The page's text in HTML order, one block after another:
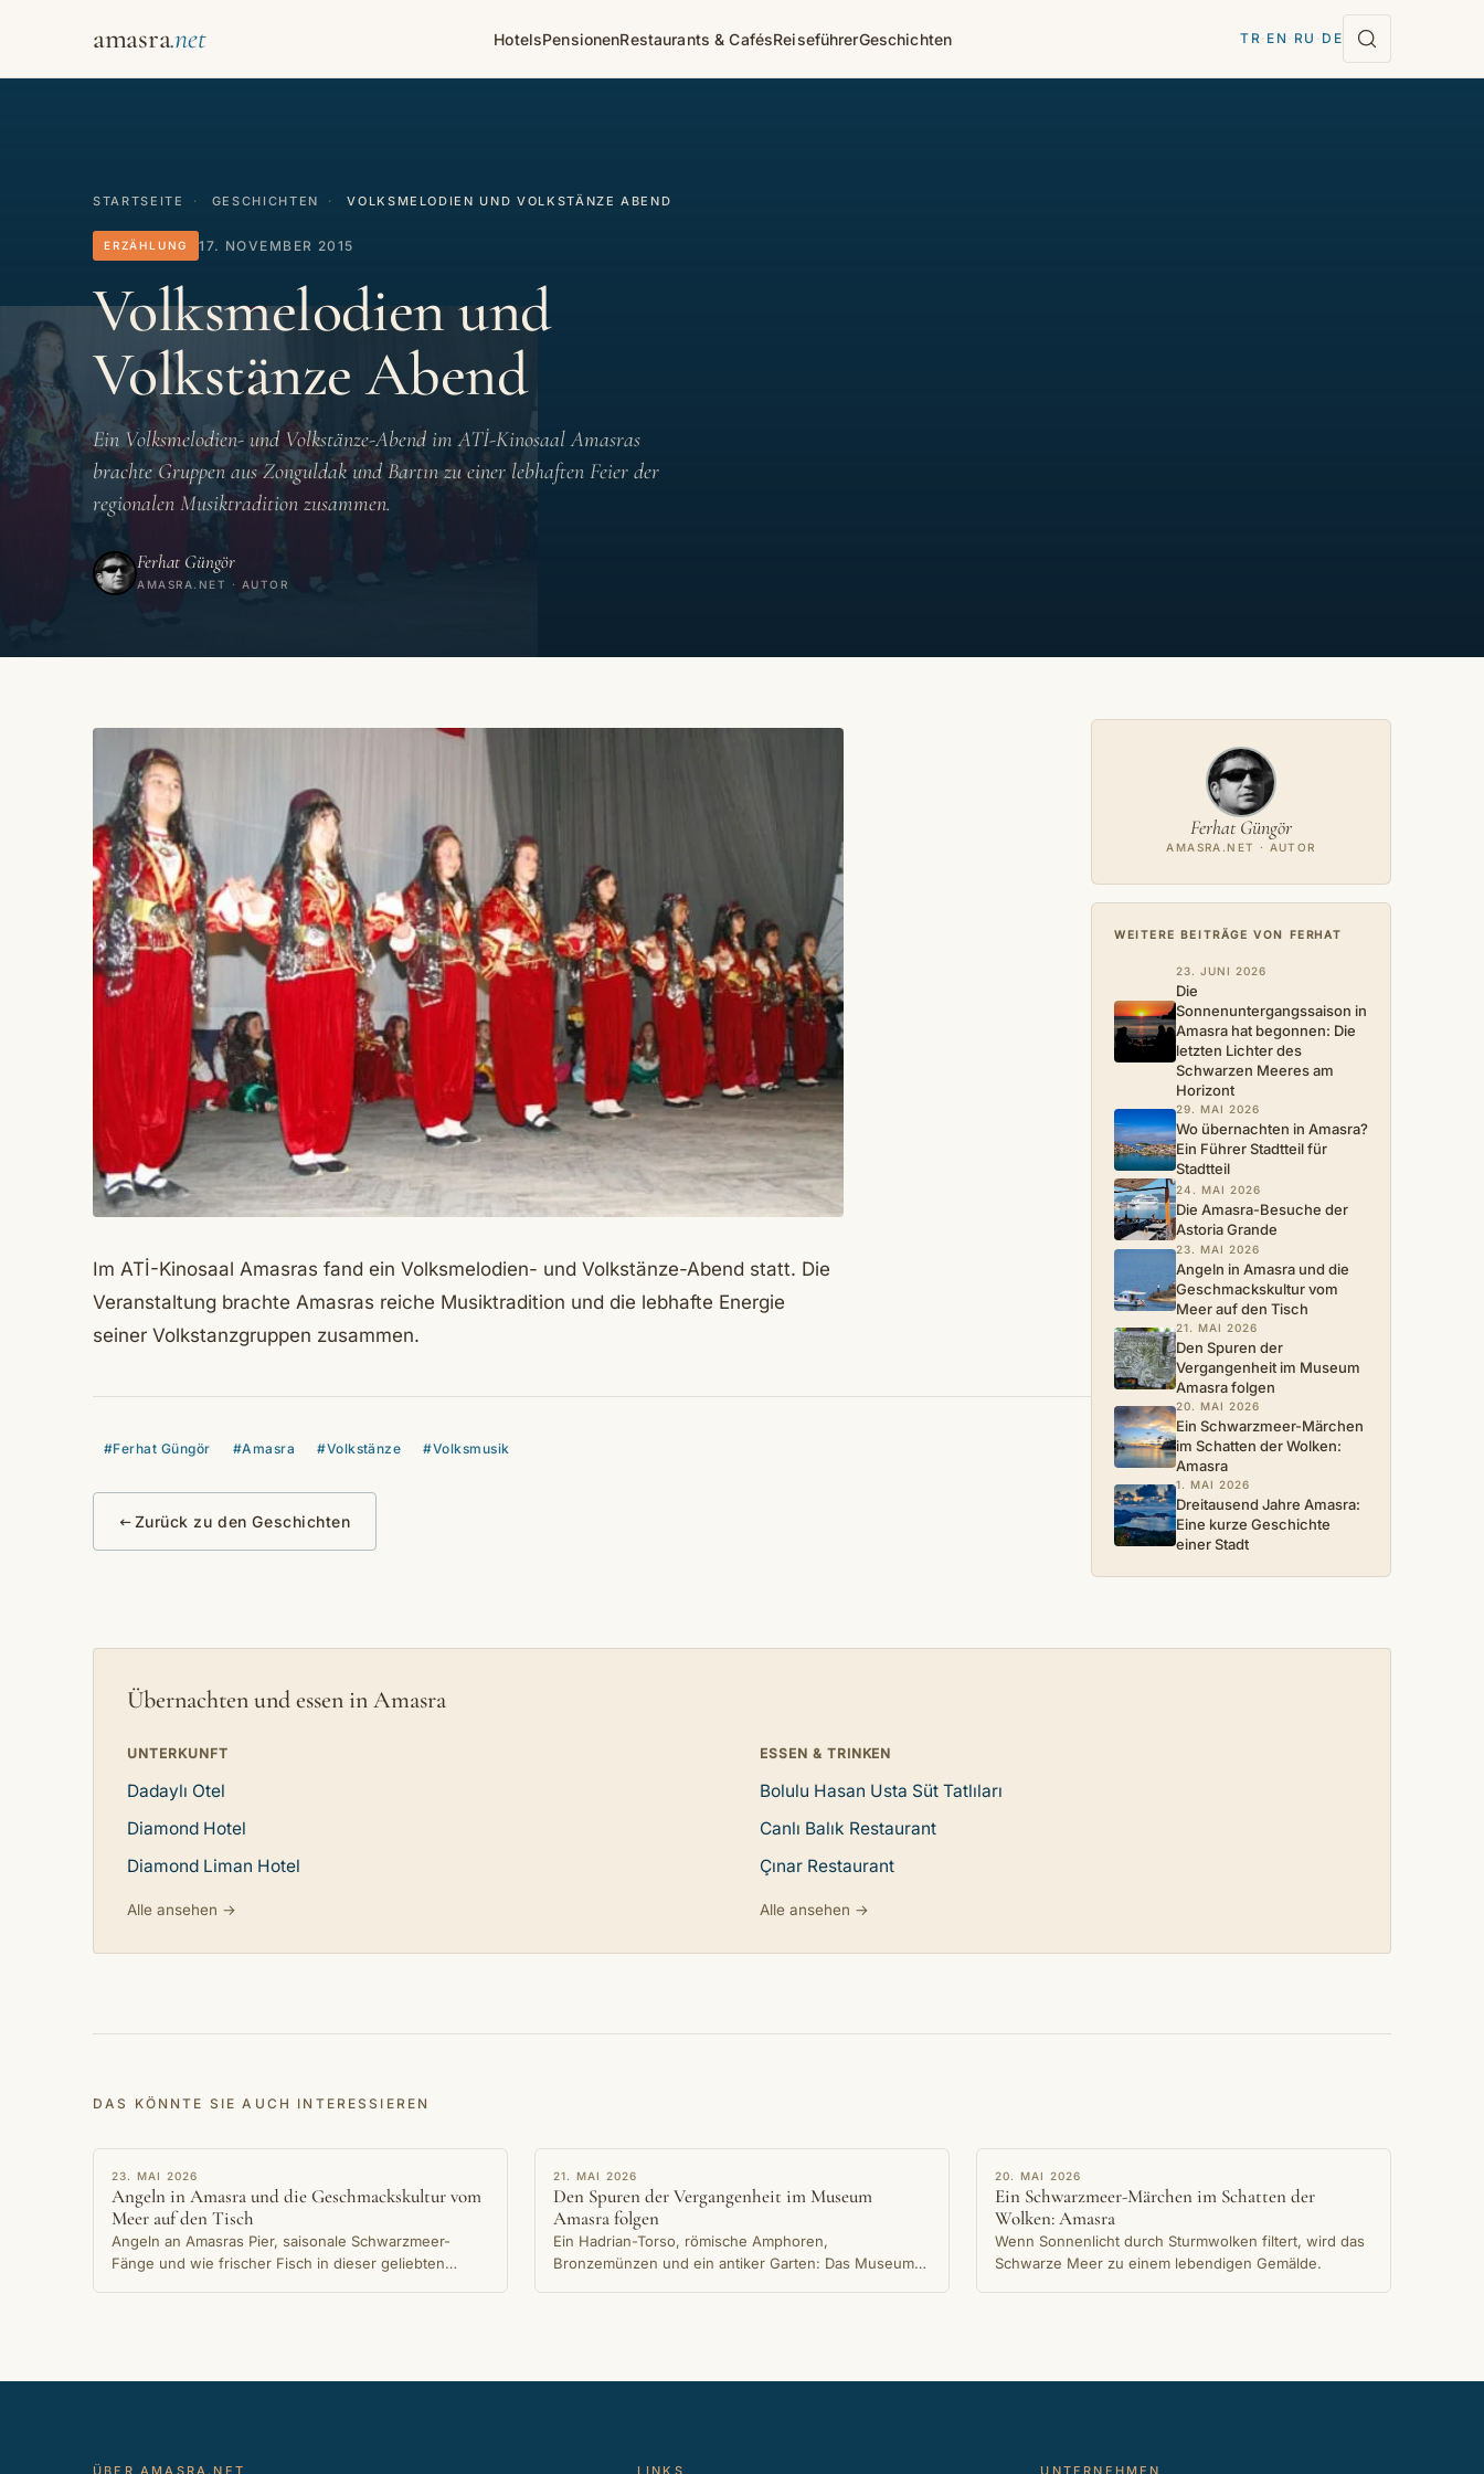
amasra HotelsPensionenRestaurants & CafésReiseführerGeschichten TR EN RU DE
STARTSEITE · GESCHICHTEN · VOLKSMELODIEN UND VOLKSTÄNZE ABEND
ERZÄHLUNG 17. NOVEMBER 2015
Volksmelodien und
Volkstänze Abend
Ein Volksmelodien- und Volkstänze-Abend im ATİ-Kinosaal Amasras
brachte Gruppen aus Zonguldak und Bartın zu einer lebhaften Feier der
regionalen Musiktradition zusammen.
Ferhat Güngör
AMASRA.NET · AUTOR
Im ATİ-Kinosaal Amasras fand ein Volksmelodien- und Volkstänze-Abend statt. Die
Veranstaltung brachte Amasras reiche Musiktradition und die lebhafte Energie
seiner Volkstanzgruppen zusammen.
#Ferhat Güngör #Amasra #Volkstänze #Volksmusik
Zurück zu den Geschichten
Ferhat Güngör
AMASRA.NET · AUTOR
WEITERE BEITRÄGE VON FERHAT
23. JUNI 2026
Die
Sonnenuntergangssaison in
Amasra hat begonnen: Die
letzten Lichter des
Schwarzen Meeres am
Horizont
29. MAI 2026
Wo übernachten in Amasra?
Ein Führer Stadtteil für
Stadtteil
24. MAI 2026
Die Amasra-Besuche der
Astoria Grande
23. MAI 2026
Angeln in Amasra und die
Geschmackskultur vom
Meer auf den Tisch
21. MAI 2026
Den Spuren der
Vergangenheit im Museum
Amasra folgen
20. MAI 2026
Ein Schwarzmeer-Märchen
im Schatten der Wolken:
Amasra
1. MAI 2026
Dreitausend Jahre Amasra:
Eine kurze Geschichte
einer Stadt
Übernachten und essen in Amasra
UNTERKUNFT
Dadaylı Otel
Diamond Hotel
Diamond Liman Hotel
Alle ansehen →
ESSEN & TRINKEN
Bolulu Hasan Usta Süt Tatlıları
Canlı Balık Restaurant
Çınar Restaurant
Alle ansehen →
DAS KÖNNTE SIE AUCH INTERESSIEREN
ERZÄHLUNG
23. MAI 2026
Angeln in Amasra und die Geschmackskultur vom
Meer auf den Tisch
Angeln an Amasras Pier, saisonale Schwarzmeer-
Fänge und wie frischer Fisch in dieser geliebten
ERZÄHLUNG
21. MAI 2026
Den Spuren der Vergangenheit im Museum
Amasra folgen
Ein Hadrian-Torso, römische Amphoren,
Bronzemünzen und ein antiker Garten: Das Museum
ERZÄHLUNG
20. MAI 2026
Ein Schwarzmeer-Märchen im Schatten der
Wolken: Amasra
Wenn Sonnenlicht durch Sturmwolken filtert, wird das
Schwarze Meer zu einem lebendigen Gemälde.
ÜBER AMASRA.NET LINKS UNTERNEHMEN